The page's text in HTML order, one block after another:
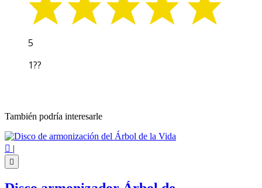
5
1??
También podría interesarle
 |
